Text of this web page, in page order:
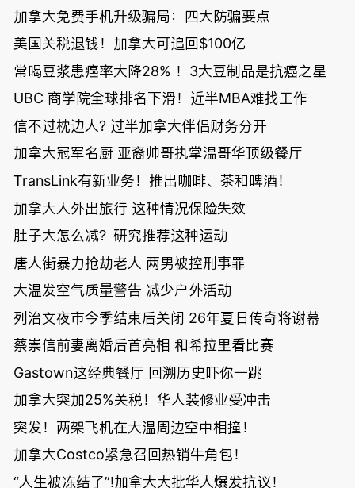
加拿大免费手机升级骗局：四大防骗要点
美国关税退钱！加拿大可追回$100亿
常喝豆浆患癌率大降28% ！3大豆制品是抗癌之星
UBC 商学院全球排名下滑！近半MBA难找工作
信不过枕边人? 过半加拿大伴侣财务分开
加拿大冠军名厨 亚裔帅哥执掌温哥华顶级餐厅
TransLink有新业务！推出咖啡、茶和啤酒！
加拿大人外出旅行 这种情况保险失效
肚子大怎么减？研究推荐这种运动
唐人街暴力抢劫老人 两男被控刑事罪
大温发空气质量警告 减少户外活动
列治文夜市今季结束后关闭 26年夏日传奇将谢幕
蔡崇信前妻离婚后首亮相 和希拉里看比赛
Gastown这经典餐厅 回溯历史吓你一跳
加拿大突加25%关税！华人装修业受冲击
突发！两架飞机在大温周边空中相撞！
加拿大Costco紧急召回热销牛角包！
“人生被冻结了”!加拿大大批华人爆发抗议！